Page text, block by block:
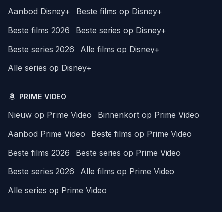
Aanbod Disney+
Beste films op Disney+
Beste films 2026
Beste series op Disney+
Beste series 2026
Alle films op Disney+
Alle series op Disney+
PRIME VIDEO
Nieuw op Prime Video
Binnenkort op Prime Video
Aanbod Prime Video
Beste films op Prime Video
Beste films 2026
Beste series op Prime Video
Beste series 2026
Alle films op Prime Video
Alle series op Prime Video